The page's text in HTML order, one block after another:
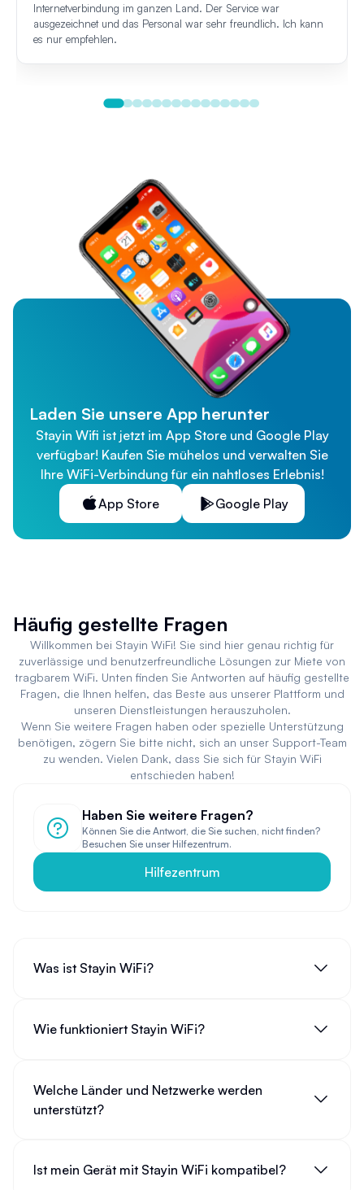
Internetverbindung im ganzen Land. Der Service war
ausgezeichnet und das Personal war sehr freundlich. Ich kann
es nur empfehlen.
Laden Sie unsere App herunter
Stayin Wifi ist jetzt im App Store und Google Play
verfügbar! Kaufen Sie mühelos und verwalten Sie
Ihre WiFi-Verbindung für ein nahtloses Erlebnis!
App Store
Google Play
Häufig gestellte Fragen
Willkommen bei Stayin WiFi! Sie sind hier genau richtig für
zuverlässige und benutzerfreundliche Lösungen zur Miete von
tragbarem WiFi. Unten finden Sie Antworten auf häufig gestellte
Fragen, die Ihnen helfen, das Beste aus unserer Plattform und
unseren Dienstleistungen herauszuholen.
Wenn Sie weitere Fragen haben oder spezielle Unterstützung
benötigen, zögern Sie bitte nicht, sich an unser Support-Team
zu wenden. Vielen Dank, dass Sie sich für Stayin WiFi
entschieden haben!
Haben Sie weitere Fragen?
Können Sie die Antwort, die Sie suchen, nicht finden?
Besuchen Sie unser Hilfezentrum.
Hilfezentrum
Was ist Stayin WiFi?
Wie funktioniert Stayin WiFi?
Welche Länder und Netzwerke werden
unterstützt?
Ist mein Gerät mit Stayin WiFi kompatibel?